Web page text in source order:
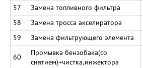
57
Замена топливного фильтра
58
Замена тросса акселиратора
59
Замена фильтрующего элемента
60
Промывка бензобака(со
снятием)+чистка,инжектора